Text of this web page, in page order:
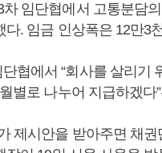
임단협에서 고통분담
다. 임금 인상폭은 12만3
협에서 “회사를 살리기
별로 나누어 지급하겠다
제시안을 받아주면 채